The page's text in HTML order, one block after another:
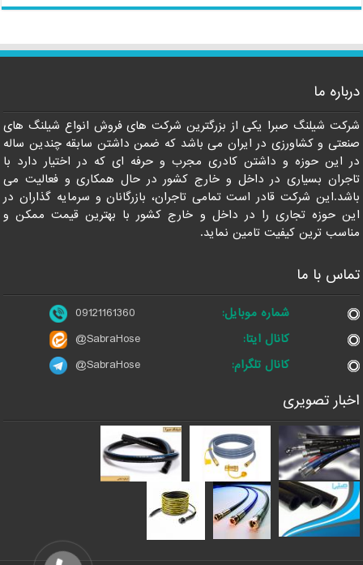
درباره ما
شرکت شیلنگ صبرا یکی از بزرگترین شرکت های فروش انواع شیلنگ های
صنعتی و کشاورزی در ایران می باشد که ضمن داشتن سابقه چندین ساله
در این حوزه و داشتن کادری مجرب و حرفه ای که در اختیار دارد با
تاجران بسیاری در داخل و خارج کشور در حال همکاری و فعالیت می
باشد.این شرکت قادر است تمامی تاجران، بازرگانان و سرمایه گذاران در
این حوزه تجاری را در داخل و خارج کشور با بهترین قیمت ممکن و
مناسب ترین کیفیت تامین نماید.
تماس با ما
شماره موبایل:
09121161360
کانال ایتا:
@SabraHose
کانال تلگرام:
@SabraHose
اخبار تصویری